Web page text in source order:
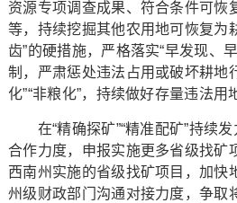
资源专项调查成果、符合条件可恢
等，持续挖掘其他农用地可恢复为
齿”的硬措施，严格落实“早发现、
制，严肃惩处违法占用或破坏耕地
化”“非粮化”，持续做好存量违法用
在“精确探矿”“精准配矿”持续发
合作力度，申报实施更多省级找矿
西南州实施的省级找矿项目，加快
州级财政部门沟通对接力度，争取